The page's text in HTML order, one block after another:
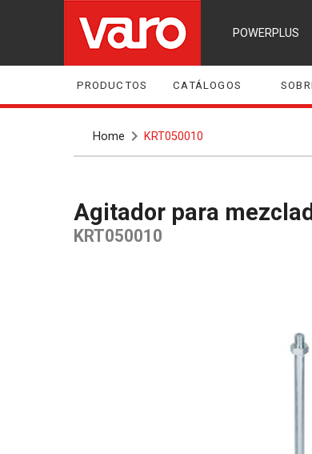
POWERPLUS
PRODUCTOS CATÁLOGOS
Home KRT050010
Agitador para
KRT050010